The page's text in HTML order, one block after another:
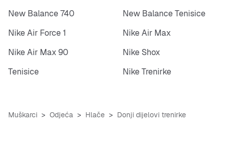
New Balance 740
New Balance Tenisice
Nike Air Force 1
Nike Air Max
Nike Air Max 90
Nike Shox
Tenisice
Nike Trenirke
Muškarci Odjeća Hlače Donji dijelovi trenirke